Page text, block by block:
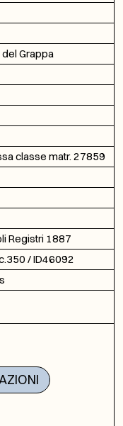
Grappa
classe matr. 27859
Registri 1887
/ ID46092